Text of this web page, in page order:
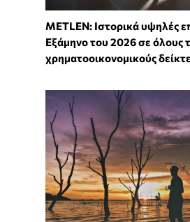
METLEN: Ιστορικά υψηλές
Εξάμηνο του 2026 σε όλους
χρηματοοικονομικούς